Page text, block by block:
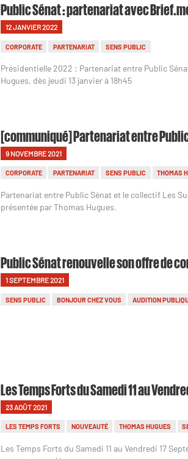
Public Sénat : partenariat avec
12 JANVIER 2022
CORPORATE PARTENARIAT SENS PUBLIC
Présidentielle 2022 : Partenariat entre Public
Hugues, dès jeudi 13 janvier à 18h45
[communiqué] Partenariat entre
9 NOVEMBRE 2021
CORPORATE PARTENARIAT SENS PUBLIC THOMAS
Partenariat entre Public Sénat et le collectif Les
présentée par Thomas Hugues.
Public Sénat renouvelle son offre de
1 SEPTEMBRE 2021
SENS PUBLIC BONJOUR CHEZ VOUS AUDITION
Les Temps Forts du Samedi 11 au
23 AOÛT 2021
LES TEMPS FORTS NOUVEAUTÉ THOMAS HUGUES
Les Temps Forts du Samedi 11 au Vendredi 17